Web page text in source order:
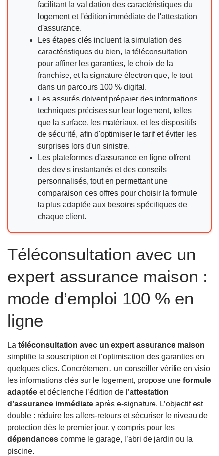
facilitant la validation des caractéristiques du
logement et l'édition immédiate de l'attestation
d'assurance.
Les étapes clés incluent la simulation des
caractéristiques du bien, la téléconsultation
pour affiner les garanties, le choix de la
franchise, et la signature électronique, le tout
dans un parcours 100 % digital.
Les assurés doivent préparer des informations
techniques précises sur leur logement, telles
que la surface, les matériaux, et les dispositifs
de sécurité, afin d'optimiser le tarif et éviter les
surprises lors d'un sinistre.
Les plateformes d'assurance en ligne offrent
des devis instantanés et des conseils
personnalisés, tout en permettant une
comparaison des offres pour choisir la formule
la plus adaptée aux besoins spécifiques de
chaque client.
Téléconsultation avec un
expert assurance maison :
mode d’emploi 100 % en
ligne
La téléconsultation avec un expert assurance maison
simplifie la souscription et l’optimisation des garanties en
quelques clics. Concrètement, un conseiller vérifie en visio
les informations clés sur le logement, propose une formule
adaptée et déclenche l’édition de l’attestation
d’assurance immédiate après e-signature. L’objectif est
double : réduire les allers-retours et sécuriser le niveau de
protection dès le premier jour, y compris pour les
dépendances comme le garage, l’abri de jardin ou la
piscine.